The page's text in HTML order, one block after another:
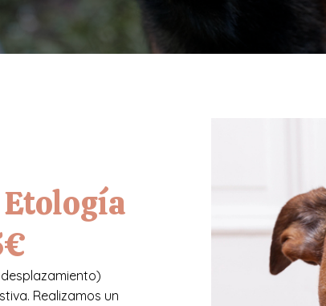
desplazamiento)
Realizamos un